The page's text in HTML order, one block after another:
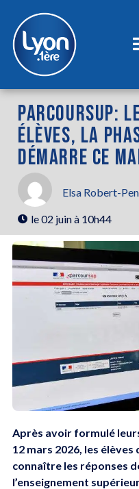
PARCOURSUP:
ÉLÈVES, LA
DÉMARRE CE
Elsa Robert-
le02 juin à 10h44
Après avoir formulé
12 mars 2026, les
connaître les réponses
l’enseignement